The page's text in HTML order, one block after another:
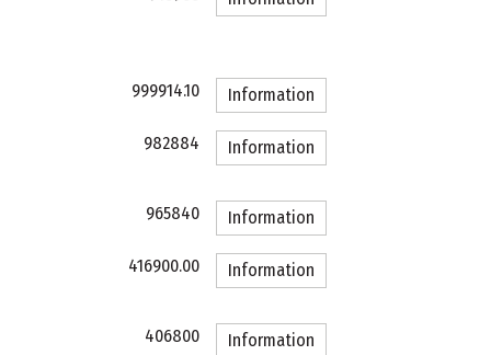
999914.10 Information
982884 Information
965840 Information
416900.00 Information
406800 Information